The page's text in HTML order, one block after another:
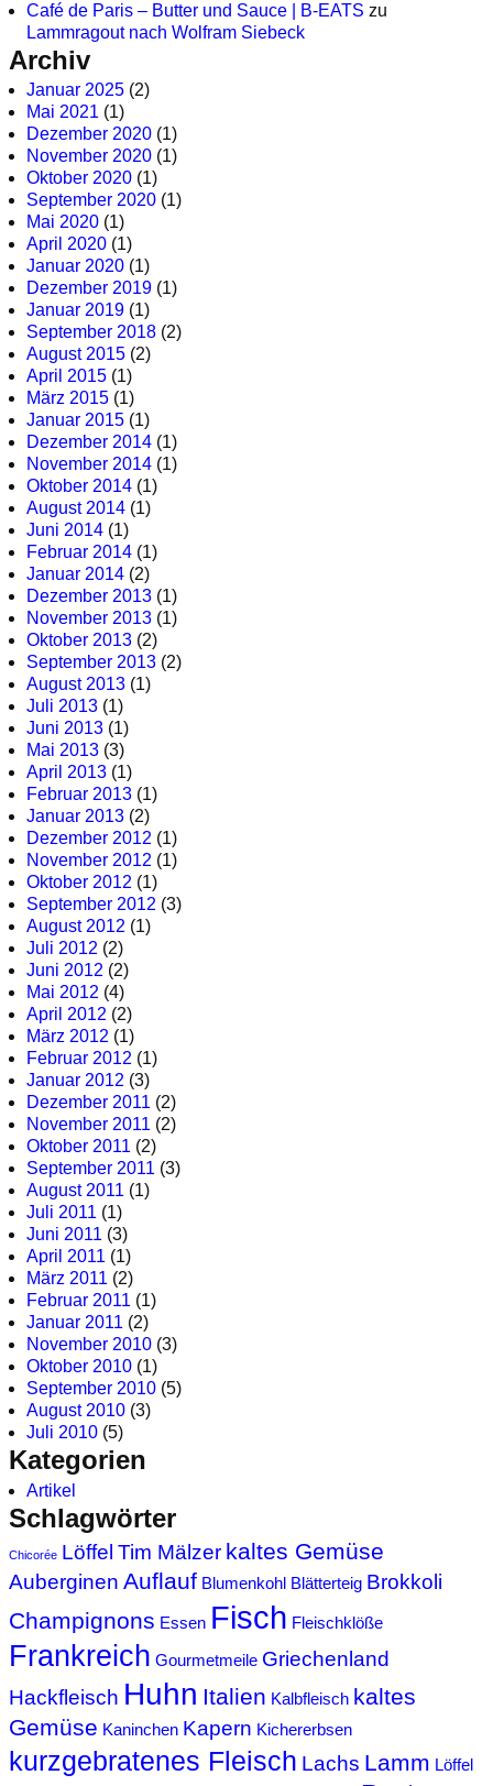
Café de Paris – Butter und Sauce | B-EATS zu
Lammragout nach Wolfram Siebeck
Archiv
Januar 2025 (2)
Mai 2021 (1)
Dezember 2020 (1)
November 2020 (1)
Oktober 2020 (1)
September 2020 (1)
Mai 2020 (1)
April 2020 (1)
Januar 2020 (1)
Dezember 2019 (1)
Januar 2019 (1)
September 2018 (2)
August 2015 (2)
April 2015 (1)
März 2015 (1)
Januar 2015 (1)
Dezember 2014 (1)
November 2014 (1)
Oktober 2014 (1)
August 2014 (1)
Juni 2014 (1)
Februar 2014 (1)
Januar 2014 (2)
Dezember 2013 (1)
November 2013 (1)
Oktober 2013 (2)
September 2013 (2)
August 2013 (1)
Juli 2013 (1)
Juni 2013 (1)
Mai 2013 (3)
April 2013 (1)
Februar 2013 (1)
Januar 2013 (2)
Dezember 2012 (1)
November 2012 (1)
Oktober 2012 (1)
September 2012 (3)
August 2012 (1)
Juli 2012 (2)
Juni 2012 (2)
Mai 2012 (4)
April 2012 (2)
März 2012 (1)
Februar 2012 (1)
Januar 2012 (3)
Dezember 2011 (2)
November 2011 (2)
Oktober 2011 (2)
September 2011 (3)
August 2011 (1)
Juli 2011 (1)
Juni 2011 (3)
April 2011 (1)
März 2011 (2)
Februar 2011 (1)
Januar 2011 (2)
November 2010 (3)
Oktober 2010 (1)
September 2010 (5)
August 2010 (3)
Juli 2010 (5)
Kategorien
Artikel
Schlagwörter
Chicorée Löffel Tim Mälzer kaltes Gemüse
Auberginen Auflauf Blumenkohl Blätterteig Brokkoli
Champignons Essen Fisch Fleischklöße
Frankreich Gourmetmeile Griechenland
Hackfleisch Huhn Italien Kalbfleisch kaltes
Gemüse Kaninchen Kapern Kichererbsen
kurzgebratenes Fleisch Lachs Lamm Löffel